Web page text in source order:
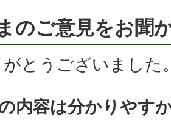
のご意見をお聞
とうございました
内容は分かりやす